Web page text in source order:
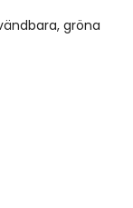
gröna